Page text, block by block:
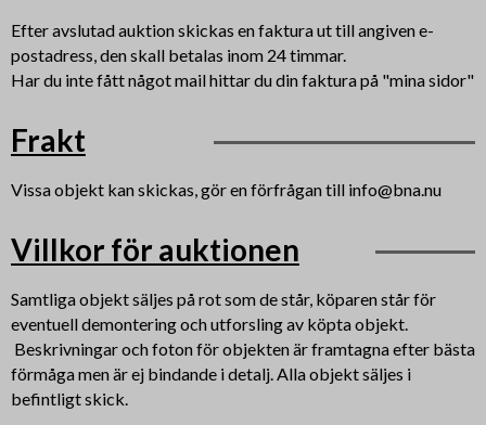
Efter avslutad auktion skickas en faktura ut till angiven e-
postadress, den skall betalas inom 24 timmar.
Har du inte fått något mail hittar du din faktura på "mina sidor"
Frakt
Vissa objekt kan skickas, gör en förfrågan till info@bna.nu
Villkor för auktionen
Samtliga objekt säljes på rot som de står, köparen står för
eventuell demontering och utforsling av köpta objekt.
Beskrivningar och foton för objekten är framtagna efter bästa
förmåga men är ej bindande i detalj. Alla objekt säljes i
befintligt skick.